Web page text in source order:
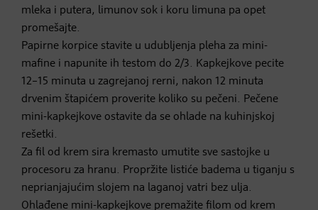
mleka i putera, limunov sok i koru limuna pa opet
promešajte.
Papirne korpice stavite u udubljenja pleha za mini-
mafine i napunite ih testom do 2/3. Kapkejkove pecite
12–15 minuta u zagrejanoj rerni, nakon 12 minuta
drvenim štapićem proverite koliko su pečeni. Pečene
mini-kapkejkove ostavite da se ohlade na kuhinjskoj
rešetki.
Za fil od krem sira kremasto umutite sve sastojke u
procesoru za hranu. Propržite listiće badema u tiganju s
neprianjajućim slojem na laganoj vatri bez ulja.
Ohlađene mini-kapkejkove premažite filom od krem